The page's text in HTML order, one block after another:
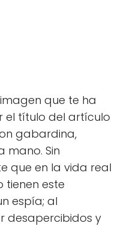
que te ha
el título del artículo
gabardina,
mano. Sin
que en la vida real
tienen este
espía; al
desapercibidos y